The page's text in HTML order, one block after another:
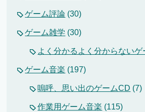
ゲーム評論 (30)
ゲーム雑学 (30)
よく分かるよく分からないゲ
ゲーム音楽 (197)
嗚呼、思い出のゲームCD (7)
作業用ゲーム音楽 (115)